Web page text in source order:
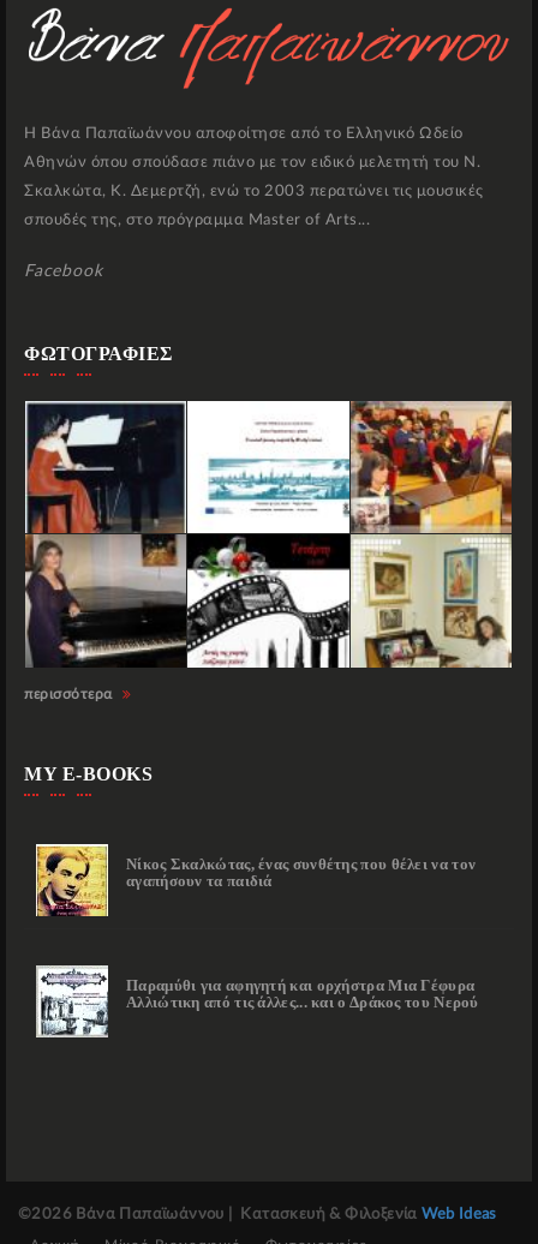
Η Βάνα Παπαϊωάννου αποφοίτησε από το Ελληνικό Ωδείο
Αθηνών όπου σπούδασε πιάνο με τον ειδικό μελετητή του Ν.
Σκαλκώτα, Κ. Δεμερτζή, ενώ το 2003 περατώνει τις μουσικές
σπουδές της, στο πρόγραμμα Master of Arts...
Facebook
ΦΩΤΟΓΡΑΦΙΕΣ
περισσότερα
MY E-BOOKS
Νίκος Σκαλκώτας, ένας συνθέτης που θέλει να τον
αγαπήσουν τα παιδιά
Παραμύθι για αφηγητή και ορχήστρα Μια Γέφυρα
Αλλιώτικη από τις άλλες... και ο Δράκος του Νερού
©2026 Βάνα Παπαϊωάννου | Κατασκευή & ΦιλοξενίαWeb Ideas